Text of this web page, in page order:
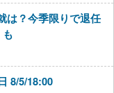
は？今季限りで退任
8/5/18:00